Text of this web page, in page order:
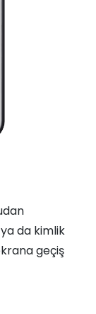
da kimlik
geçiş